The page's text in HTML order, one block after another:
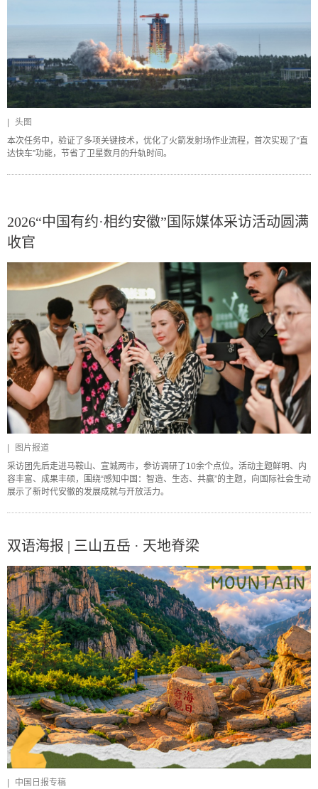
头图
本次任务中，验证了多项关键技术，优化了火箭发射场作业流程，首次实现了“直
达快车”功能，节省了卫星数月的升轨时间。
2026“中国有约·相约安徽”国际媒体采访活动圆满
收官
图片报道
采访团先后走进马鞍山、宣城两市，参访调研了10余个点位。活动主题鲜明、内
容丰富、成果丰硕，围绕“感知中国：智造、生态、共赢”的主题，向国际社会生动
展示了新时代安徽的发展成就与开放活力。
双语海报 | 三山五岳 · 天地脊梁
中国日报专稿